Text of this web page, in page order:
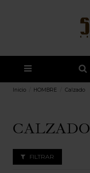
Inicio HOMBRE Calzado
CALZADO
FILTRAR